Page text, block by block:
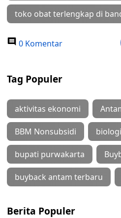
toko obat terlengkap di
0 Komentar
Tag Populer
aktivitas ekonomi
BBM Nonsubsidi
bupati purwakarta
buyback antam terbaru
Berita Populer